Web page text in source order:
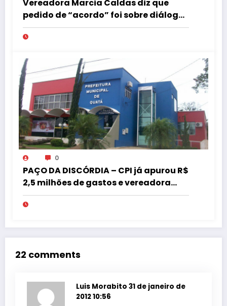
Vereadora Marcia Caldas diz que
pedido de “acordo” foi sobre diálogo
institucional
0
PAÇO DA DISCÓRDIA – CPI já apurou R$
2,5 milhões de gastos e vereadora
pede “acordo” para aprovar R$ 9,5
milhões
22 comments
Luis Morabito 31 de janeiro de
2012 10:56